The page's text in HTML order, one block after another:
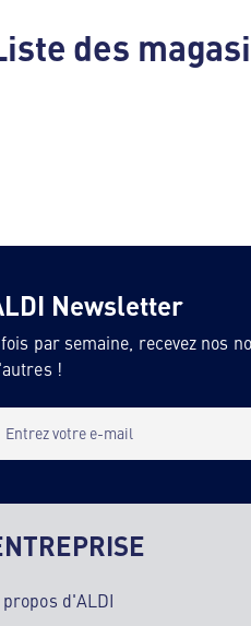
des
Newsletter
par semaine, recevez nos
!
Entrez votre e-mail
propos d'ALDI